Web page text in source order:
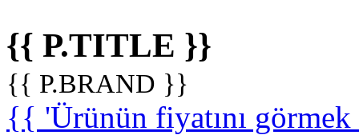
{{ P.TITLE }}
{{ P.BRAND }}
{{ 'Ürünün fiyatını